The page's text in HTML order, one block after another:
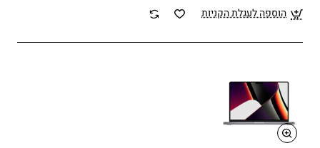
הוספה לעגלת הקניות